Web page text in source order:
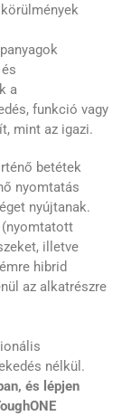
a
funkció vagy
mint az igazi.
betétek
nyomtatás
nyújtanak.
(nyomtatott
illetve
hibrid
az alkatrészre
nélkül.
és lépjen